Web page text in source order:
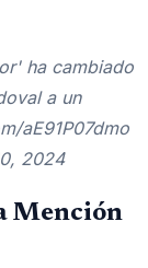
ha cambiado
a un
aE91P07dmo
2024
Mención